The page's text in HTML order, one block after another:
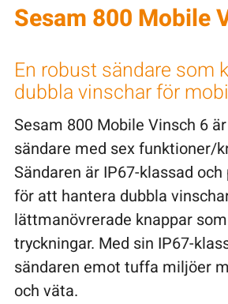
Sesam 800 Mobile
En robust sändare som
dubbla vinschar för
Sesam 800 Mobile Vinsch 6
sändare med sex funktioner/
Sändaren är IP67-klassad
för att hantera dubbla
lättmanövrerade knappar
tryckningar. Med sin IP67-
sändaren emot tuffa miljöer
och väta.